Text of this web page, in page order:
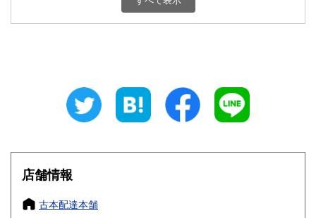
800円 三重県
大阪府
奈良県
店舗情報
古本配達本舗